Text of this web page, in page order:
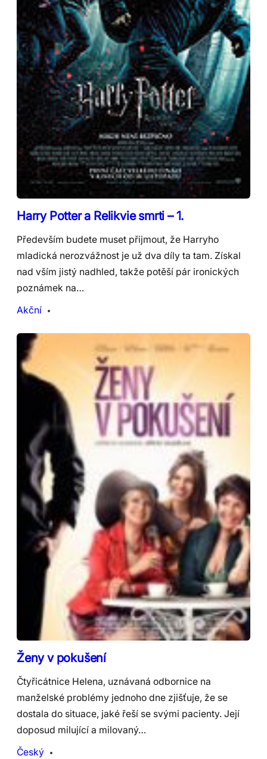
Harry Potter a Relikvie smrti – 1.
Především budete muset přijmout, že Harryho
mladická nerozvážnost je už dva díly ta tam. Získal
nad vším jistý nadhled, takže potěší pár ironických
poznámek na…
Akční
Ženy v pokušení
Čtyřicátnice Helena, uznávaná odbornice na
manželské problémy jednoho dne zjišťuje, že se
dostala do situace, jaké řeší se svými pacienty. Její
doposud milující a milovaný…
Český